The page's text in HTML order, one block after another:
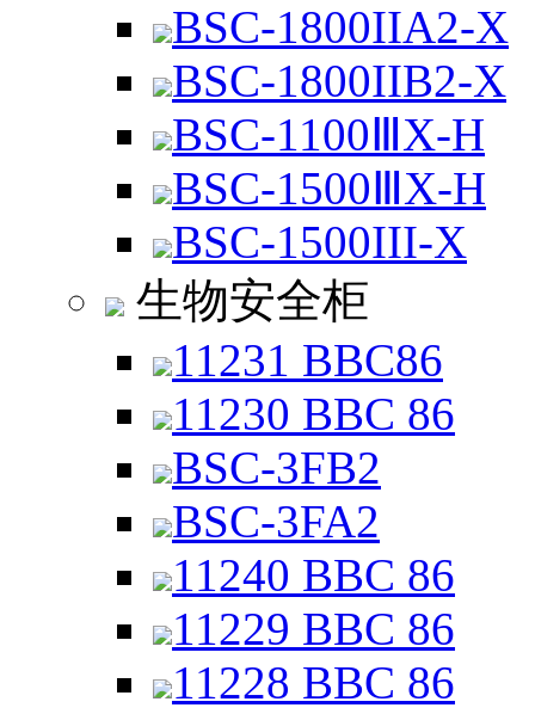
BSC-1800IIA2-X
BSC-1800IIB2-X
BSC-1100ⅢX-H
BSC-1500ⅢX-H
BSC-1500III-X
生物安全柜
11231 BBC86
11230 BBC 86
BSC-3FB2
BSC-3FA2
11240 BBC 86
11229 BBC 86
11228 BBC 86